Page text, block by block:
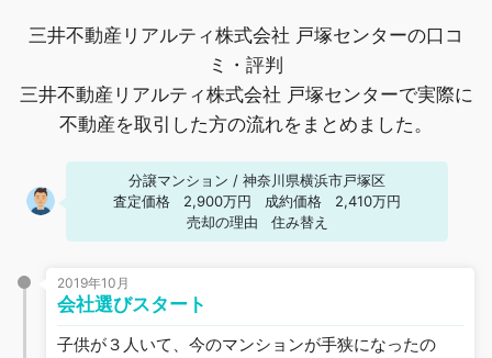
三井不動産リアルティ株式会社 戸塚センターの口コ
ミ・評判
三井不動産リアルティ株式会社 戸塚センターで実際に
不動産を取引した方の流れをまとめました。
分譲マンション / 神奈川県横浜市戸塚区
査定価格
2,900万円 成約価格
2,410万円
売却の理由
住み替え
2019年10月
会社選びスタート
子供が３人いて、今のマンションが手狭になったの